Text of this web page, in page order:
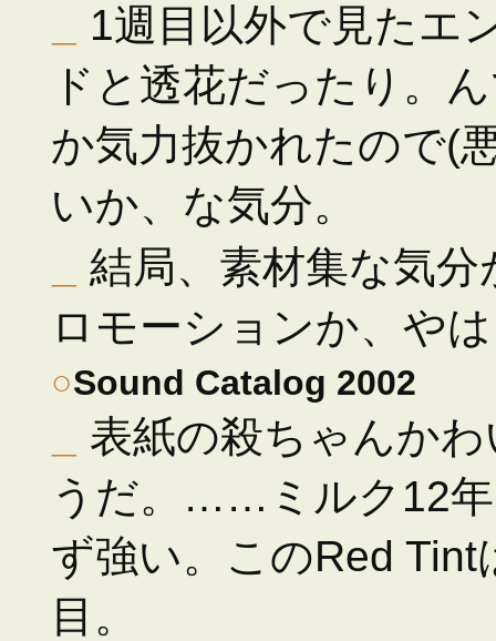
1週目以外で見たエ
ドと透花だったり。
か気力抜かれたので(
いか、な気分。
結局、素材集な気
ロモーションか、や
○Sound Catalog 2002
表紙の殺ちゃんか
うだ。……ミルク12年
ず強い。このRed
目。